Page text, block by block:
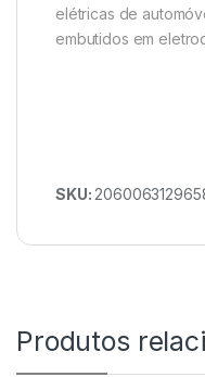
elétricas de
embutidos em
SKU:
Produtos